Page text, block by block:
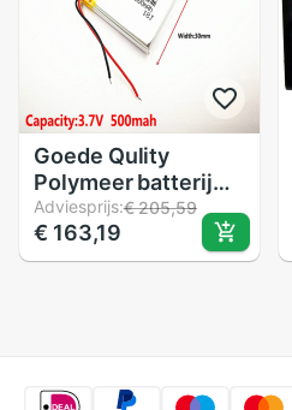
Goede Qulity
Polymeer batterij
500 mah 3.7 V
503035 smart
home MP3
luidspreker
Adviesprijs:€ 205,59
€ 163,19